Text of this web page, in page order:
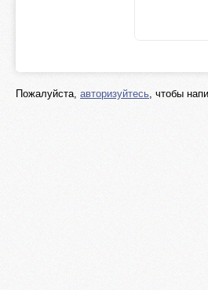
Пожалуйста, авторизуйтесь, чтобы